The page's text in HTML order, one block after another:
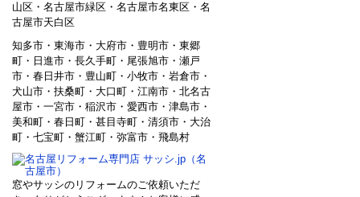
山区・名古屋市緑区・名古屋市名東区・名
古屋市天白区
知多市・東海市・大府市・豊明市・東郷
町・日進市・長久手町・尾張旭市・瀬戸
市・春日井市・豊山町・小牧市・岩倉市・
犬山市・扶桑町・大口町・江南市・北名古
屋市・一宮市・稲沢市・愛西市・津島市・
美和町・春日町・甚目寺町・清須市・大治
町・七宝町・蟹江町・弥富市・飛島村
窓やサッシのリフォームのご依頼いただ